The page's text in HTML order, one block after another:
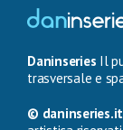
Daninseries Il
trasversale e
©